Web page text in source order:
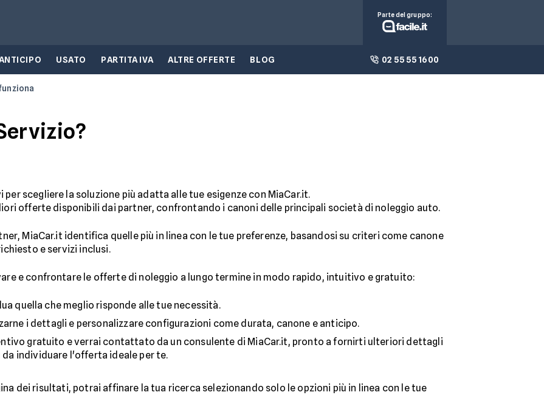
USATO PARTITA IVA ALTRE OFFERTE BLOG 02 55 55 1600
Parte del gruppo:
scegliere la soluzione più adatta alle tue esigenze con MiaCar.it.
offerte disponibili dai partner, confrontando i canoni delle principali società di noleggio auto.
MiaCar.it identifica quelle più in linea con le tue preferenze, basandosi su criteri come canone
e servizi inclusi.
e confrontare le offerte di noleggio a lungo termine in modo rapido, intuitivo e gratuito:
quella che meglio risponde alle tue necessità.
i dettagli e personalizzare configurazioni come durata, canone e anticipo.
gratuito e verrai contattato da un consulente di MiaCar.it, pronto a fornirti ulteriori dettagli
individuare l'offerta ideale per te.
dei risultati, potrai affinare la tua ricerca selezionando solo le opzioni più in linea con le tue